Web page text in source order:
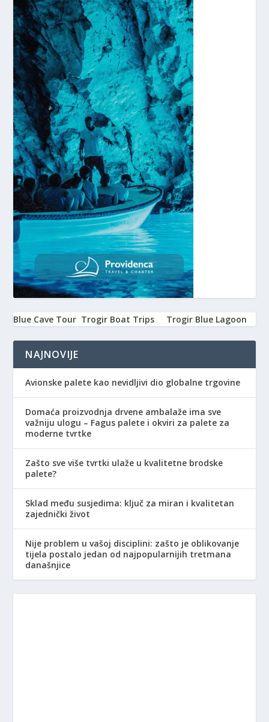
Blue Cave Tour Trogir Boat Trips Trogir Blue Lagoon
NAJNOVIJE
Avionske palete kao nevidljivi dio globalne trgovine
Domaća proizvodnja drvene ambalaže ima sve
važniju ulogu – Fagus palete i okviri za palete za
moderne tvrtke
Zašto sve više tvrtki ulaže u kvalitetne brodske
palete?
Sklad među susjedima: ključ za miran i kvalitetan
zajednički život
Nije problem u vašoj disciplini: zašto je oblikovanje
tijela postalo jedan od najpopularnijih tretmana
današnjice